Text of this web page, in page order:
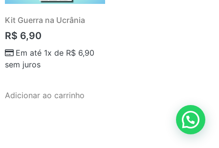
Kit Guerra na Ucrânia
R$ 6,90
Em até 1x de R$ 6,90
sem juros
Adicionar ao carrinho